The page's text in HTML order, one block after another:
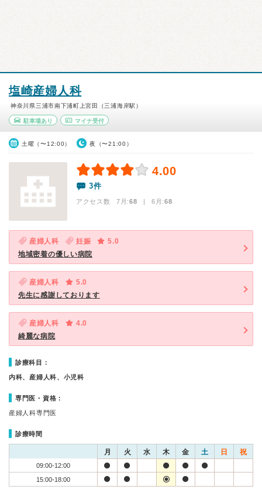
塩崎産婦人科
神奈川県三浦市南下浦町上宮田（三浦海岸駅）
駐車場あり マイナ受付
土曜（〜12:00） 夜（〜21:00）
4.00
3件
アクセス数 7月:68 | 6月:68
産婦人科 妊娠
5.0
地域密着の優しい病院
産婦人科
5.0
先生に感謝しております
産婦人科
4.0
綺麗な病院
診療科目：
内科、産婦人科、小児科
専門医・資格：
産婦人科専門医
診療時間
月 火 水 木 金 土 日 祝
09:00-12:00
15:00-18:00